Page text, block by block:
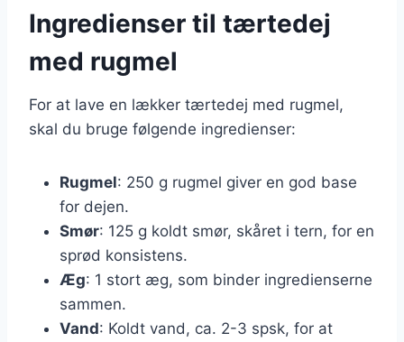
Ingredienser til tærtedej
med rugmel
For at lave en lækker tærtedej med rugmel,
skal du bruge følgende ingredienser:
Rugmel: 250 g rugmel giver en god base
for dejen.
Smør: 125 g koldt smør, skåret i tern, for en
sprød konsistens.
Æg: 1 stort æg, som binder ingredienserne
sammen.
Vand: Koldt vand, ca. 2-3 spsk, for at